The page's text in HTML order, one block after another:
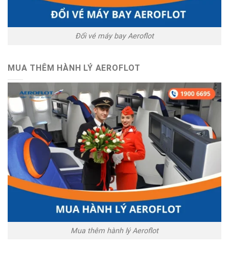
Đổi vé máy bay Aeroflot
MUA THÊM HÀNH LÝ AEROFLOT
Mua thêm hành lý Aeroflot